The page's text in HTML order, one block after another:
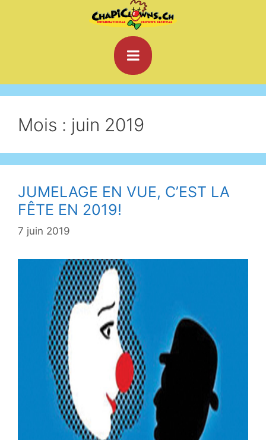
Mois : juin 2019
JUMELAGE EN VUE, C’EST LA
FÊTE EN 2019!
7 juin 2019